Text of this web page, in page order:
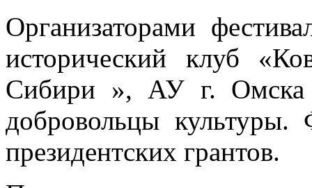
Организаторами
исторический клуб
Сибири », АУ г.
добровольцы
президентских грантов.